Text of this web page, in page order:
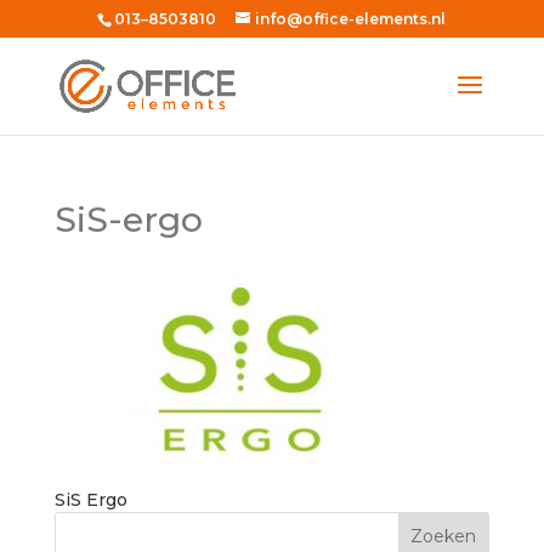
013–8503810 info@office-elements.nl
SiS-ergo
SiS Ergo